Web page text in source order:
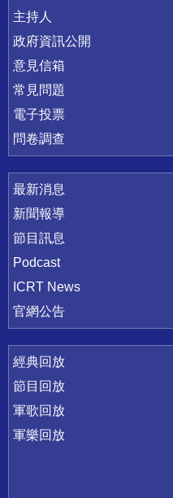
主持人
政府資訊公開
意見信箱
常見問題
電子投票
問卷調查
最新消息
新聞報導
節目訊息
Podcast
ICRT News
官網公告
經典回放
節目回放
軍歌回放
軍樂回放